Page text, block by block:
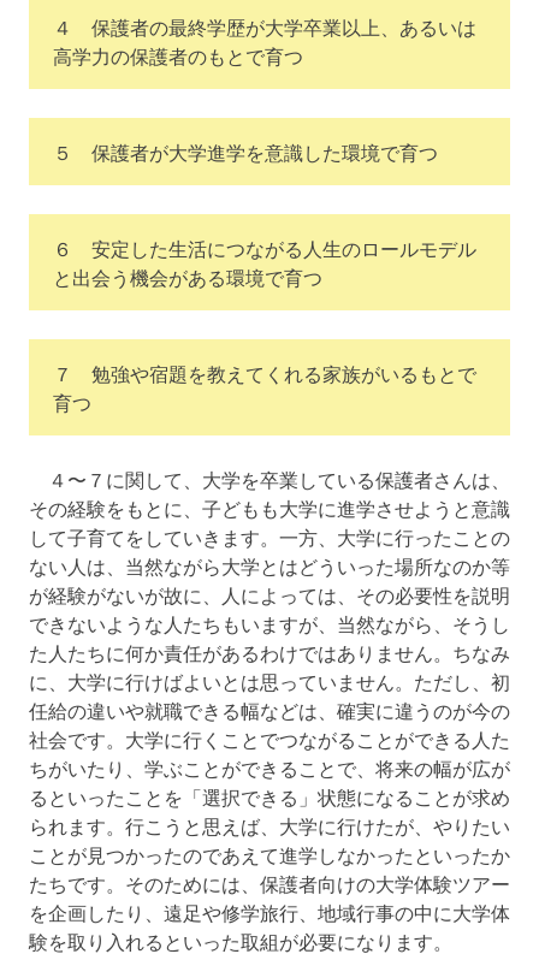
４ 保護者の最終学歴が大学卒業以上、あるいは
高学力の保護者のもとで育つ
５ 保護者が大学進学を意識した環境で育つ
６ 安定した生活につながる人生のロールモデル
と出会う機会がある環境で育つ
７ 勉強や宿題を教えてくれる家族がいるもとで
育つ
４〜７に関して、大学を卒業している保護者さんは、
その経験をもとに、子どもも大学に進学させようと意識
して子育てをしていきます。一方、大学に行ったことの
ない人は、当然ながら大学とはどういった場所なのか等
が経験がないが故に、人によっては、その必要性を説明
できないような人たちもいますが、当然ながら、そうし
た人たちに何か責任があるわけではありません。ちなみ
に、大学に行けばよいとは思っていません。ただし、初
任給の違いや就職できる幅などは、確実に違うのが今の
社会です。大学に行くことでつながることができる人た
ちがいたり、学ぶことができることで、将来の幅が広が
るといったことを「選択できる」状態になることが求め
られます。行こうと思えば、大学に行けたが、やりたい
ことが見つかったのであえて進学しなかったといったか
たちです。そのためには、保護者向けの大学体験ツアー
を企画したり、遠足や修学旅行、地域行事の中に大学体
験を取り入れるといった取組が必要になります。